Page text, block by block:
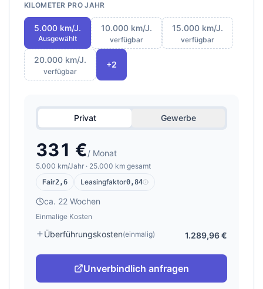
KILOMETER PRO JAHR
5.000 km/J.
Ausgewählt
10.000 km/J.
verfügbar
15.000 km/J.
verfügbar
20.000 km/J.
verfügbar
+2
Privat Gewerbe
331 €/ Monat
5.000 km/Jahr · 25.000 km gesamt
Fair2,6 Leasingfaktor0,84
ca. 22 Wochen
Einmalige Kosten
Überführungskosten(einmalig) 1.289,96 €
Unverbindlich anfragen